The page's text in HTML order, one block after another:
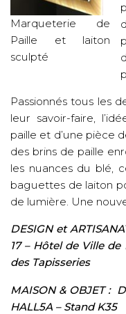
Marqueterie de
Paille et laiton
sculpté
Passionnés tous les
leur savoir-faire,
paille et d’une pièce
des brins de paille
les nuances du blé,
baguettes de laiton
de lumière. Une
DESIGN et
17 – Hôtel de Ville de
des Tapisseries
MAISON & OBJET :
HALL5A – Stand K35